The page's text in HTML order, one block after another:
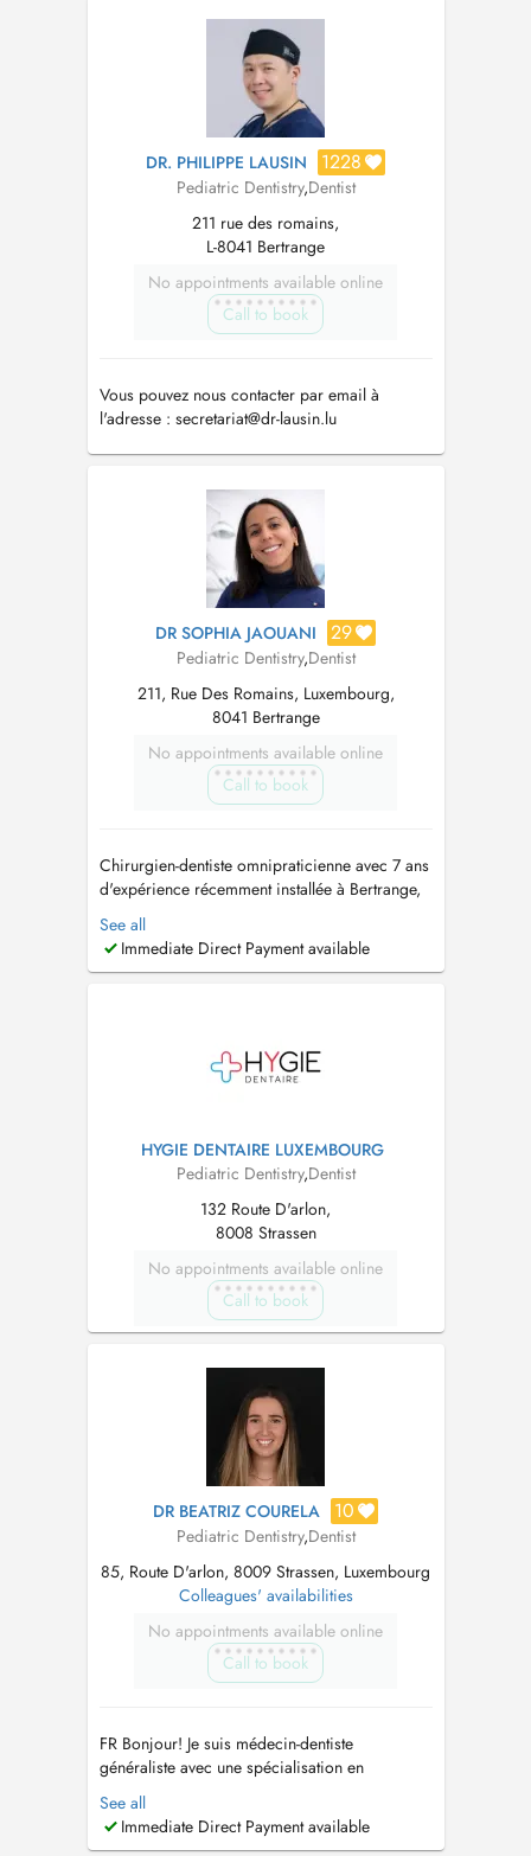
DR. PHILIPPE LAUSIN 1228
Pediatric Dentistry,Dentist
211 rue des romains,
L-8041 Bertrange
No appointments available online
Call to book
Vous pouvez nous contacter par email à
l'adresse : secretariat@dr-lausin.lu
DR SOPHIA JAOUANI 29
Pediatric Dentistry,Dentist
211, Rue Des Romains, Luxembourg,
8041 Bertrange
No appointments available online
Call to book
Chirurgien-dentiste omnipraticienne avec 7 ans
d'expérience récemment installée à Bertrange,
je vous accueille dans un cadre bienveillant et à
l'écoute. Formée à l'hypnose clinique, je
propose une prise en charge adaptée aux
See all
Immediate Direct Payment available
HYGIE DENTAIRE LUXEMBOURG
Pediatric Dentistry,Dentist
132 Route D'arlon,
8008 Strassen
No appointments available online
Call to book
DR BEATRIZ COURELA 10
Pediatric Dentistry,Dentist
85, Route D'arlon, 8009 Strassen, Luxembourg
Colleagues' availabilities
No appointments available online
Call to book
FR Bonjour! Je suis médecin-dentiste
généraliste avec une spécialisation en
Pédodontie. Dans le but de fournir un
traitement de haute qualité à mes patients, j'ai
toujours essayé, au fil des ans, de suivre
See all
Immediate Direct Payment available